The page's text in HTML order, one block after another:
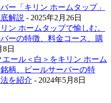
ー「キリン ホームタップ」
解説 - 2025年2月26日
ン ホームタップで愉しむ。
ーの特徴、料金コース、購
8日
ール＜白＞をキリン ホーム
柄、ビールサーバーの特
を紹介 - 2024年5月8日